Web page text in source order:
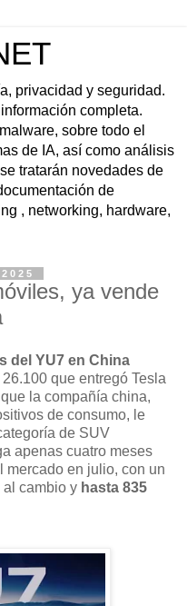
privacidad y seguridad.
completa.
sobre todo el
de IA, así como análisis
tratarán novedades de
de
, networking, hardware,
ya vende
del YU7 en China
que entregó Tesla
la compañía china,
de consumo, le
de SUV
apenas cuatro meses
mercado en julio, con un
al cambio y hasta 835